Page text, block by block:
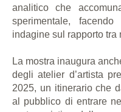
analitico che
sperimentale,
indagine sul rapporto tra
La mostra inaugura
degli atelier d’artista
2025, un itinerario che
al pubblico di entrare